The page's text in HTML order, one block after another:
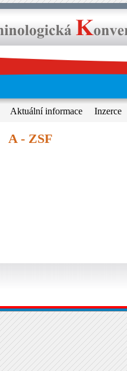
Aktuální informace
Inzerce
A - ZSF